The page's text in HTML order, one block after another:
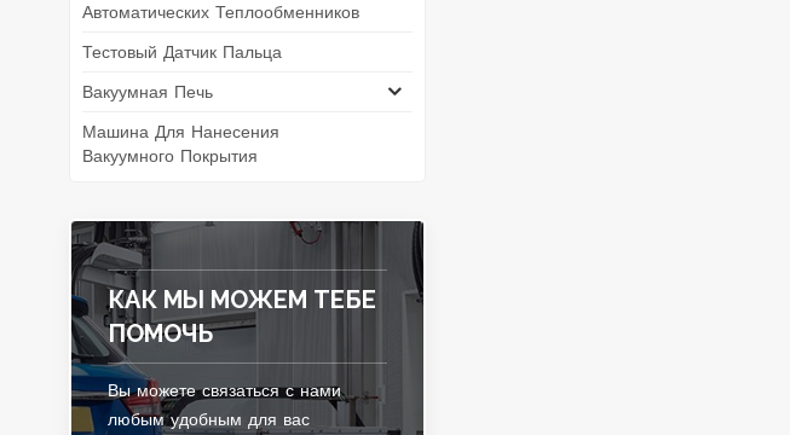
Автоматических Теплообменников
Тестовый Датчик Пальца
Вакуумная Печь
Машина Для Нанесения
Вакуумного Покрытия
КАК МЫ МОЖЕМ ТЕБЕ
ПОМОЧЬ
Вы можете связаться с нами
любым удобным для вас